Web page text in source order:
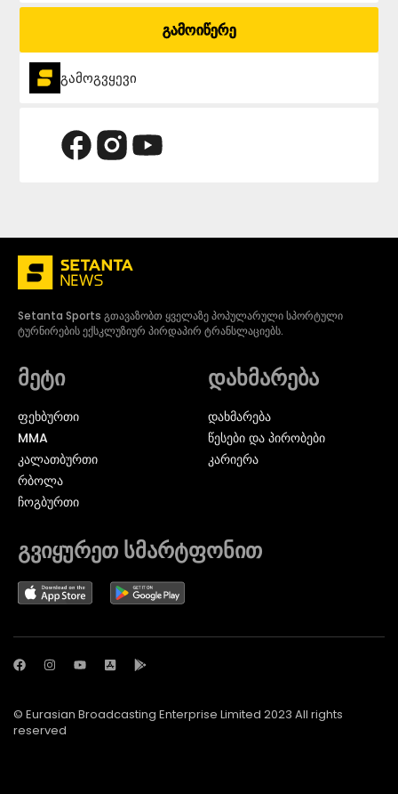
გამოიწერე
გამოგვყევი
Setanta Sports გთავაზობთ ყველაზე პოპულარული სპორტული
ტურნირების ექსკლუზიურ პირდაპირ ტრანსლაციებს.
მეტი
ᲤᲔᲮᲑᲣᲠᲗᲘ
MMA
ᲙᲐᲚᲐᲗᲑᲣᲠᲗᲘ
ᲠᲑᲝᲚᲐ
ᲩᲝᲒᲑᲣᲠᲗᲘ
დახმარება
დახმარება
წესები და პირობები
კარიერა
გვიყურეთ სმარტფონით
© Eurasian Broadcasting Enterprise Limited 2023 All rights
reserved